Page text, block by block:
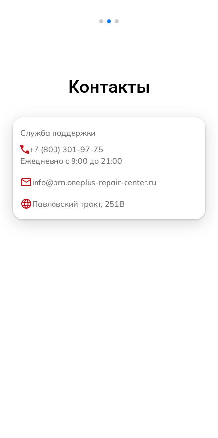
Контакты
Служба поддержки
+7 (800) 301-97-75
Ежедневно с 9:00 до 21:00
info@brn.oneplus-repair-center.ru
Павловский тракт, 251В